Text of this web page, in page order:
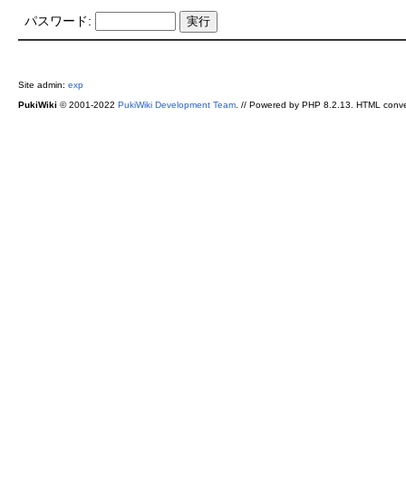
パスワード:
Site admin: exp
PukiWiki © 2001-2022 PukiWiki Development Team. // Powered by PHP 8.2.13. HTML